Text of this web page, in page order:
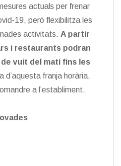
actuals per frenar
19, però flexibilitza les
activitats. A partir
i restaurants podran
vuit del matí fins les
d’aquesta franja horària,
a l’establiment.